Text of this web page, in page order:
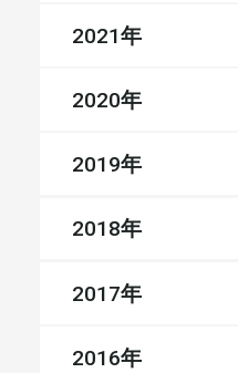
2021年
2020年
2019年
2018年
2017年
2016年